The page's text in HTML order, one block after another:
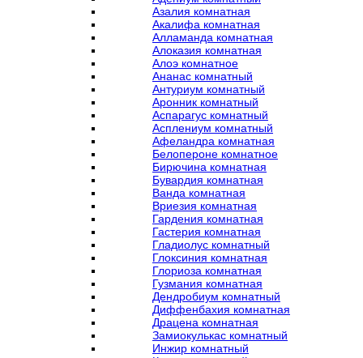
Азалия комнатная
Акалифа комнатная
Алламанда комнатная
Алоказия комнатная
Алоэ комнатное
Ананас комнатный
Антуриум комнатный
Аронник комнатный
Аспарагус комнатный
Асплениум комнатный
Афеландра комнатная
Белопероне комнатное
Бирючина комнатная
Бувардия комнатная
Ванда комнатная
Вриезия комнатная
Гардения комнатная
Гастерия комнатная
Гладиолус комнатный
Глоксиния комнатная
Глориоза комнатная
Гузмания комнатная
Дендробиум комнатный
Диффенбахия комнатная
Драцена комнатная
Замиокулькас комнатный
Инжир комнатный